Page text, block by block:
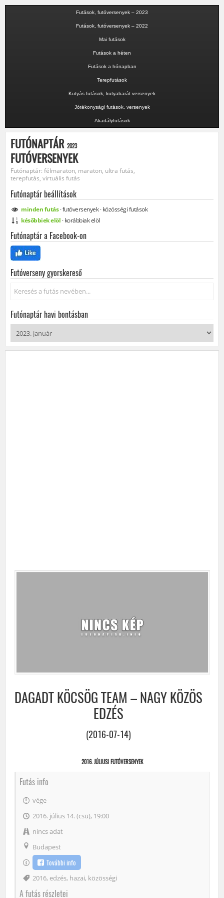
Futások, futóversenyek – 2023
Futások, futóversenyek – 2022
Mai futások
Futások a héten
Futások a hónapban
Terepfutások
Kutyás futások, kutyabarát versenyek
Jótékonysági futások, versenyek
Akadályfutások
FUTÓNAPTÁR 2023
FUTÓVERSENYEK
Futónaptár: félmaraton, maraton, ultra futás,
terepfutás, virtuális futás
Futónaptár beállítások
mindenfutás·futóversenyek·közösségifutások
későbbiek elöl ·korábbiak elöl
Futónaptár a Facebook-on
Futóverseny gyorskereső
Keresés...
Futónaptár havi bontásban
DAGADT KÖCSÖG TEAM – NAGY KÖZÖS
EDZÉS
(2016-07-14)
2016. JÚLIUSI FUTÓVERSENYEK
Futás info
vége
2016. július 14. (csü), 19:00
nincs adat
Budapest
További info
Címke
2016, edzés, hazai, közösségi
A futás részletei